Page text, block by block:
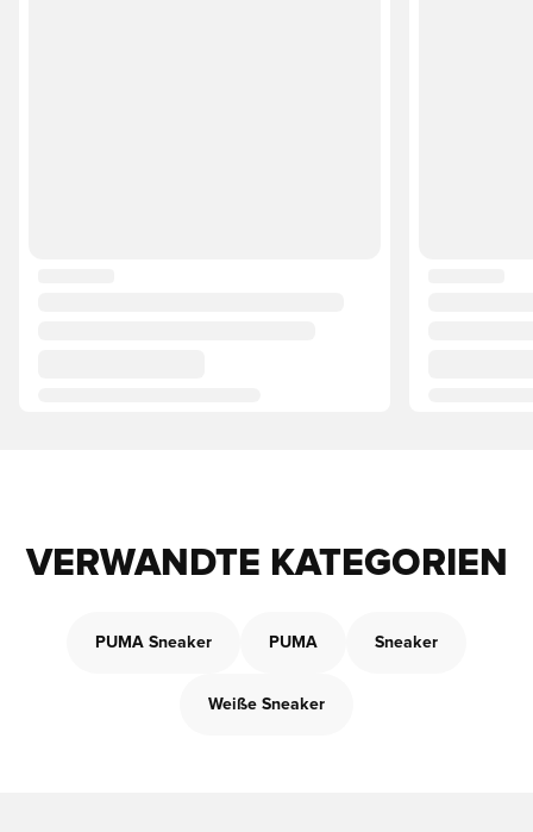
VERWANDTE KATEGORIEN
PUMA Sneaker PUMA Sneaker
Weiße Sneaker